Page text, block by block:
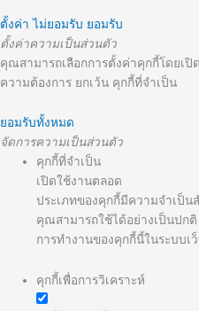
ตั้งค่า ไม่ยอมรับ ยอมรับ
ตั้งค่าความเป็นส่วนตัว
คุณสามารถเลือกการตั้งค่าคุกกี้โดยเ
ความต้องการ ยกเว้น คุกกี้ที่จำเป็น
ยอมรับทั้งหมด
จัดการความเป็นส่วนตัว
คุกกี้ที่จำเป็น
เปิดใช้งานตลอด
ประเภทของคุกกี้มีความจำเป็น
คุณสามารถใช้ได้อย่างเป็นปก
การทำงานของคุกกี้นี้ในระบบเ
คุกกี้เพื่อการวิเคราะห์